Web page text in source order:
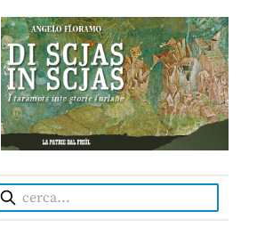
INDEPENDENT FRIULIAN MONTHLY
Cerca: